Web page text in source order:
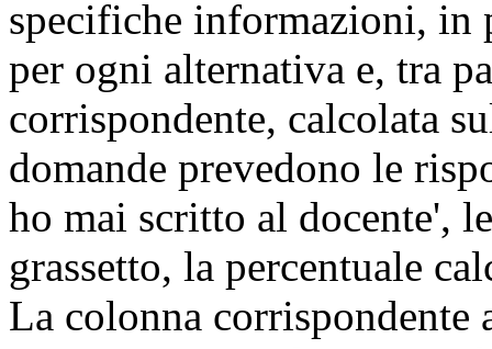
specifiche informazioni, in
per ogni alternativa e, tra
corrispondente, calcolata
domande prevedono le
ho mai scritto al docente',
grassetto, la percentuale
La colonna corrispondente